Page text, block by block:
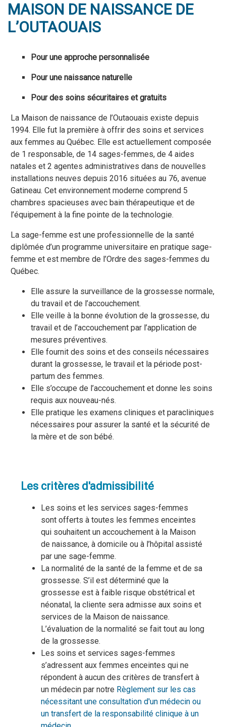
MAISON DE NAISSANCE DE
L’OUTAOUAIS
Pour une approche personnalisée
Pour une naissance naturelle
Pour des soins sécuritaires et gratuits
La Maison de naissance de l’Outaouais existe depuis
1994. Elle fut la première à offrir des soins et services
aux femmes au Québec. Elle est actuellement composée
de 1 responsable, de 14 sages-femmes, de 4 aides
natales et 2 agentes administratives dans de nouvelles
installations neuves depuis 2016 situées au 76, avenue
Gatineau. Cet environnement moderne comprend 5
chambres spacieuses avec bain thérapeutique et de
l’équipement à la fine pointe de la technologie.
La sage-femme est une professionnelle de la santé
diplômée d’un programme universitaire en pratique sage-
femme et est membre de l’Ordre des sages-femmes du
Québec.
Elle assure la surveillance de la grossesse normale,
du travail et de l’accouchement.
Elle veille à la bonne évolution de la grossesse, du
travail et de l’accouchement par l’application de
mesures préventives.
Elle fournit des soins et des conseils nécessaires
durant la grossesse, le travail et la période post-
partum des femmes.
Elle s’occupe de l’accouchement et donne les soins
requis aux nouveau-nés.
Elle pratique les examens cliniques et paracliniques
nécessaires pour assurer la santé et la sécurité de
la mère et de son bébé.
Les critères d'admissibilité
Les soins et les services sages-femmes
sont offerts à toutes les femmes enceintes
qui souhaitent un accouchement à la Maison
de naissance, à domicile ou à l’hôpital assisté
par une sage-femme.
La normalité de la santé de la femme et de sa
grossesse. S’il est déterminé que la
grossesse est à faible risque obstétrical et
néonatal, la cliente sera admisse aux soins et
services de la Maison de naissance.
L’évaluation de la normalité se fait tout au long
de la grossesse.
Les soins et services sages-femmes
s’adressent aux femmes enceintes qui ne
répondent à aucun des critères de transfert à
un médecin par notre Règlement sur les cas
nécessitant une consultation d'un médecin ou
un transfert de la responsabilité clinique à un